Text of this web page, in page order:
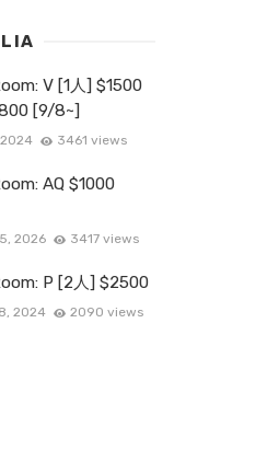
V [1人] $1500
[9/8~]
3461 views
AQ $1000
2026 3417 views
P [2人] $2500
2024 2090 views